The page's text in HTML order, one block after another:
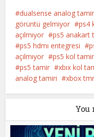
dualsense analog tamir
görüntü gelmiyor
ps4
açılmıyor
ps5 anakart
ps5 hdmı entegresi
açılmıyor
ps5 kol
ps5 tamir
xbıx kol
analog tamiri
xbox
You